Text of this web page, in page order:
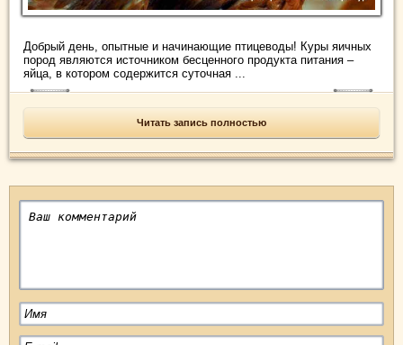
Добрый день, опытные и начинающие птицеводы! Куры яичных
пород являются источником бесценного продукта питания –
яйца, в котором содержится суточная ...
Читать запись полностью